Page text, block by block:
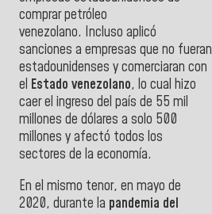
comprar petróleo
venezolano. Incluso aplicó
sanciones a empresas que no fueran
estadounidenses y comerciaran con
el Estado venezolano, lo cual hizo
caer el ingreso del país de 55 mil
millones de dólares a solo 500
millones y afectó todos los
sectores de la economía.
En el mismo tenor, en mayo de
2020, durante la pandemia del